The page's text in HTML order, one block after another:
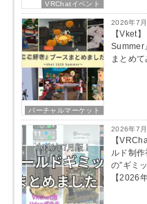
VRChatイベント
バーチャルマーケット
2026年7
【Vket
Summer
まとめて
2026年7
【
ルド制
の”ギミ
【2026